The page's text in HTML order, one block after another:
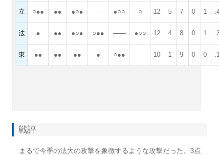
立 ○●● ●● ●○● ―― ●○○ ○ 12 5 7 0 1
法 ● ●● ●○● ○●● ―― ●○○ 12 4 8 0 1
東 ●● ●● ●● ● ○●● ―― 10 1 9 0 0
戦評
まるで今季の法大の攻撃を象徴するような攻撃だった。3点